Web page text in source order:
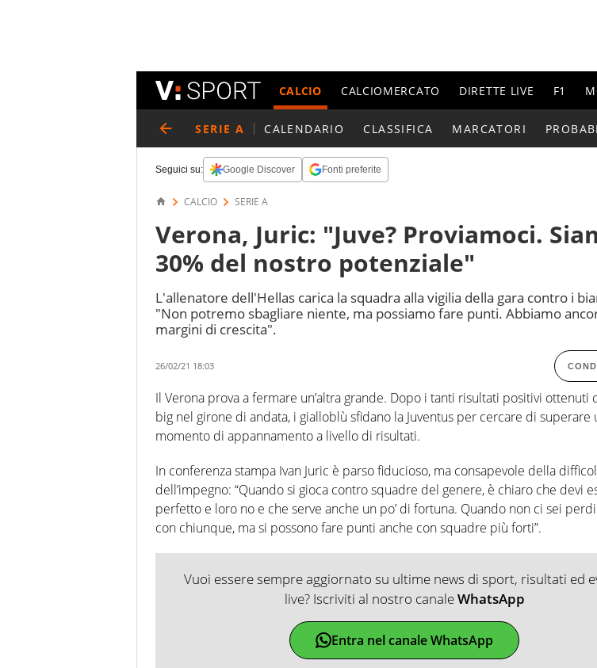
CALCIO CALCIOMERCATO DIRETTE LIVE F1
SERIE A CALENDARIO CLASSIFICA MARCATORI
Seguici su: Google Discover Fonti preferite
CALCIO SERIE A
Verona, Juric: "Juve? Proviamoci.
30% del nostro potenziale"
L'allenatore dell'Hellas carica la squadra alla vigilia della gara contro i
"Non potremo sbagliare niente, ma possiamo fare punti. Abbiamo
margini di crescita".
26/02/21 18:03
Il Verona prova a fermare un’altra grande. Dopo i tanti risultati positivi ottenuti
big nel girone di andata, i gialloblù sfidano la Juventus per cercare di superare
momento di appannamento a livello di risultati.
In conferenza stampa Ivan Juric è parso fiducioso, ma consapevole della
dell’impegno: “Quando si gioca contro squadre del genere, è chiaro che devi
perfetto e loro no e che serve anche un po’ di fortuna. Quando non ci sei
con chiunque, ma si possono fare punti anche con squadre più forti”.
Vuoi essere sempre aggiornato su ultime news di sport, risultati ed
live? Iscriviti al nostro canaleWhatsApp
Entra nel canale WhatsApp